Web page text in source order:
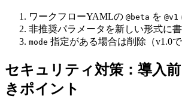
ワークフローYAMLの @beta を @v1
非推奨パラメータを新しい形式に書
mode 指定がある場合は削除（v1.0で
セキュリティ対策：導入
きポイント